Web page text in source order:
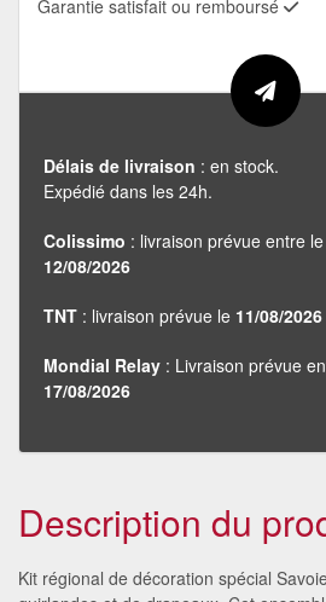
Garantie satisfait ou remboursé
Délais de livraison : en stock.
Expédié dans les 24h.
Colissimo : livraison prévue entre le
12/08/2026
TNT : livraison prévue le 11/08/2026
Mondial Relay : Livraison prévue
17/08/2026
Description du
Kit régional de décoration spécial